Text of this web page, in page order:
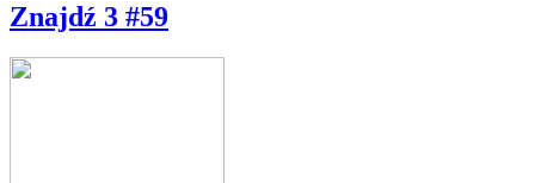
Znajdź 3 #59